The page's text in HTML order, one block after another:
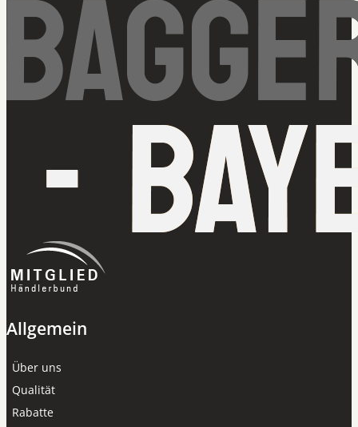
Allgemein
Über uns
Qualität
Rabatte